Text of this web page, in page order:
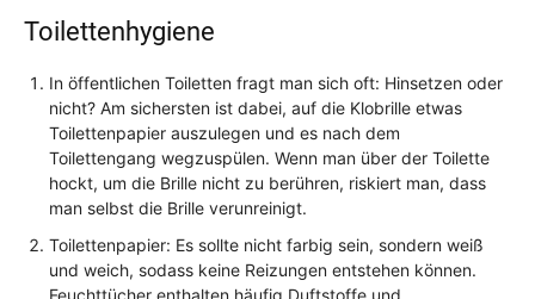
Toilettenhygiene
In öffentlichen Toiletten fragt man sich oft: Hinsetzen oder
nicht? Am sichersten ist dabei, auf die Klobrille etwas
Toilettenpapier auszulegen und es nach dem
Toilettengang wegzuspülen. Wenn man über der Toilette
hockt, um die Brille nicht zu berühren, riskiert man, dass
man selbst die Brille verunreinigt.
Toilettenpapier: Es sollte nicht farbig sein, sondern weiß
und weich, sodass keine Reizungen entstehen können.